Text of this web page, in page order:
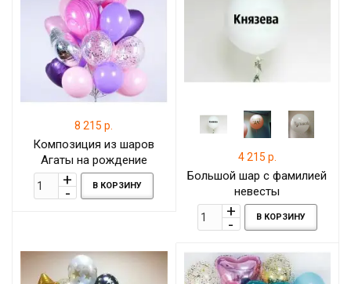
8 215 р.
Композиция из шаров
Агаты на рождение
В КОРЗИНУ
4 215 р.
Большой шар с фамилией
невесты
В КОРЗИНУ